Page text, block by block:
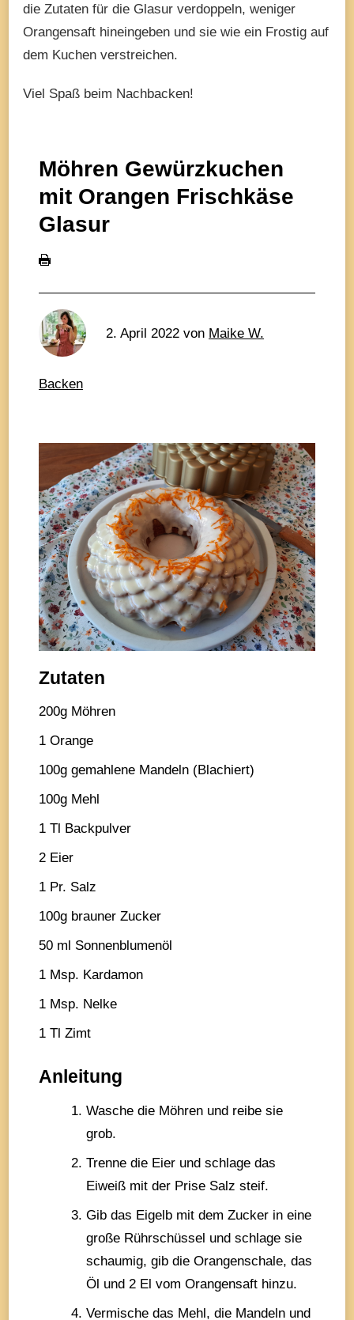
die Zutaten für die Glasur verdoppeln, weniger
Orangensaft hineingeben und sie wie ein Frostig auf
dem Kuchen verstreichen.
Viel Spaß beim Nachbacken!
Möhren Gewürzkuchen
mit Orangen Frischkäse
Glasur
2. April 2022 von Maike W.
Backen
Zutaten
200g Möhren
1 Orange
100g gemahlene Mandeln (Blachiert)
100g Mehl
1 Tl Backpulver
2 Eier
1 Pr. Salz
100g brauner Zucker
50 ml Sonnenblumenöl
1 Msp. Kardamon
1 Msp. Nelke
1 Tl Zimt
Anleitung
Wasche die Möhren und reibe sie
grob.
Trenne die Eier und schlage das
Eiweiß mit der Prise Salz steif.
Gib das Eigelb mit dem Zucker in eine
große Rührschüssel und schlage sie
schaumig, gib die Orangenschale, das
Öl und 2 El vom Orangensaft hinzu.
Vermische das Mehl, die Mandeln und